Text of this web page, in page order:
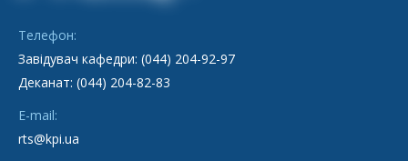
Телефон:
Завідувач кафедри: (044) 204-92-97
Деканат: (044) 204-82-83
E-mail:
rts@kpi.ua